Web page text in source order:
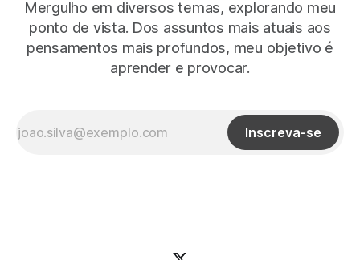
Mergulho em diversos temas, explorando meu
ponto de vista. Dos assuntos mais atuais aos
pensamentos mais profundos, meu objetivo é
aprender e provocar.
Inscreva-se